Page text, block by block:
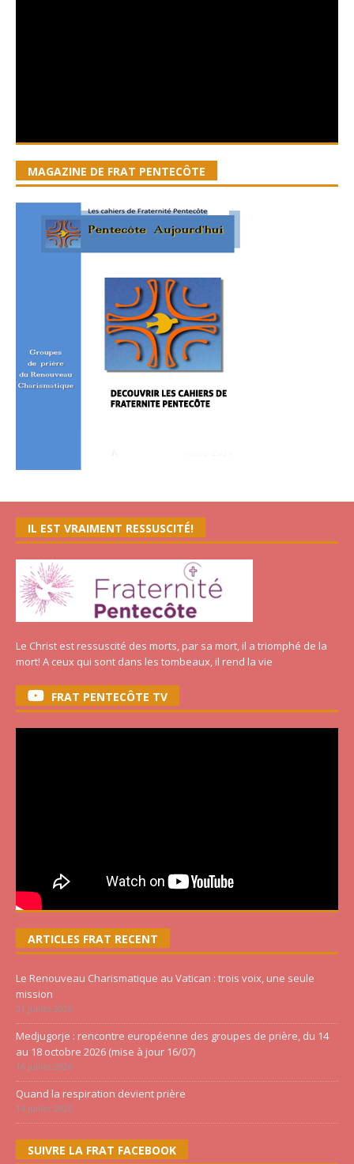
MAGAZINE DE FRAT PENTECÔTE
IL EST VRAIMENT RESSUSCITÉ!
Le Christ est ressuscité des morts, par sa mort, il a triomphé de la
mort! A ceux qui sont dans les tombeaux, il rend la vie
FRAT PENTECÔTE TV
ARTICLES FRAT RECENT
Le Renouveau Charismatique au Vatican : trois voix, une seule
mission
21 juillet 2026
Medjugorje : rencontre européenne des groupes de prière, du 14
au 18 octobre 2026 (mise à jour 16/07)
16 juillet 2026
Quand la respiration devient prière
14 juillet 2026
SUIVRE LA FRAT FACEBOOK